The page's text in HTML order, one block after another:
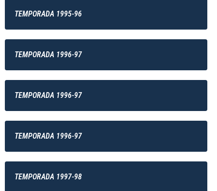
TEMPORADA 1995-96
TEMPORADA 1996-97
TEMPORADA 1996-97
TEMPORADA 1996-97
TEMPORADA 1997-98